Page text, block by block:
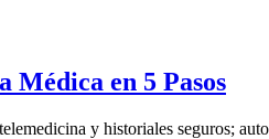
Médica en 5 Pasos
y historiales seguros;